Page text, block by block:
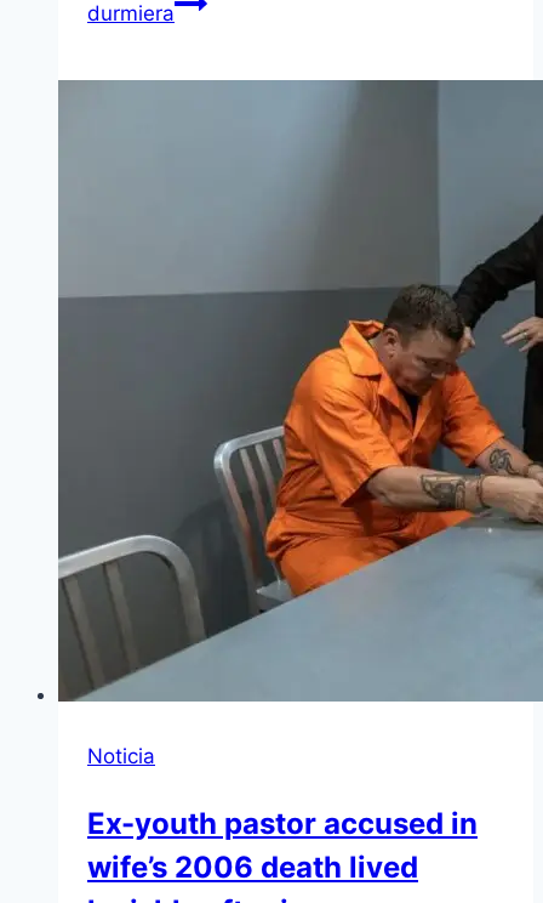
durmiera
Noticia
Ex-youth pastor accused in
wife’s 2006 death lived